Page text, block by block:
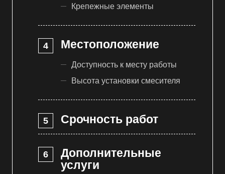
Крепежные элементы
Местоположение
Доступность к месту работы
Высота установки смесителя
Срочность работ
Дополнительные
услуги